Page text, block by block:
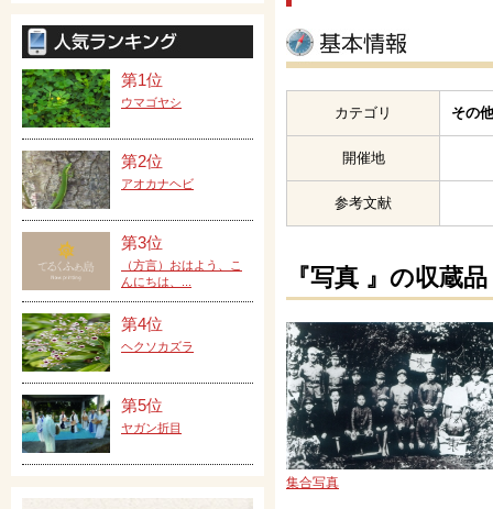
カテゴリ その
開催地
参考文献
『写真 』の収蔵品
集合写真
第1位
ウマゴヤシ
第2位
アオカナヘビ
第3位
（方言）おはよう、こ
んにちは、...
第4位
ヘクソカズラ
第5位
ヤガン折目